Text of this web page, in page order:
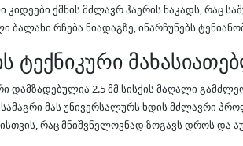
ქმნის მძლავრ ჰაერის ნაკადს, რაც
ბალახი რჩება ნიადაგზე, ინარჩუნებს
ტექნიკური
დამზადებულია 2.5 მმ სისქის მაღალი
სამაგრი მას უნივერსალურს ხდის მძლავრი
რაც მნიშვნელოვნად ზოგავს დროს და